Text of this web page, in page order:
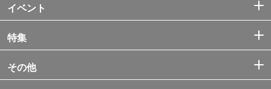
イベント
特集
その他